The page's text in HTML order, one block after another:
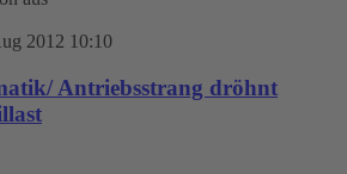
2012 10:10
Antriebsstrang dröhnt